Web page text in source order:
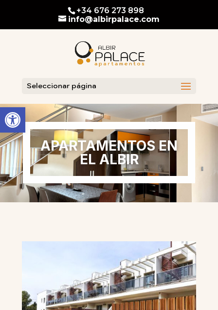
Abrir barra de herramientas
+34 676 273 898
info@albirpalace.com
Seleccionar página
APARTAMENTOS EN
EL ALBIR